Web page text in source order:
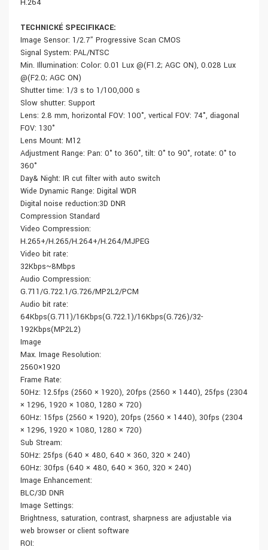
H.264
TECHNICKÉ SPECIFIKACE:
Image Sensor: 1/2.7” Progressive Scan CMOS
Signal System: PAL/NTSC
Min. Illumination: Color: 0.01 Lux @(F1.2; AGC ON), 0.028 Lux
@(F2.0; AGC ON)
Shutter time: 1/3 s to 1/100,000 s
Slow shutter: Support
Lens: 2.8 mm, horizontal FOV: 100°, vertical FOV: 74°, diagonal
FOV: 130°
Lens Mount: M12
Adjustment Range: Pan: 0° to 360°, tilt: 0° to 90°, rotate: 0° to
360°
Day& Night: IR cut filter with auto switch
Wide Dynamic Range: Digital WDR
Digital noise reduction:3D DNR
Compression Standard
Video Compression:
H.265+/H.265/H.264+/H.264/MJPEG
Video bit rate:
32Kbps~8Mbps
Audio Compression:
G.711/G.722.1/G.726/MP2L2/PCM
Audio bit rate:
64Kbps(G.711)/16Kbps(G.722.1)/16Kbps(G.726)/32-
192Kbps(MP2L2)
Image
Max. Image Resolution:
2560×1920
Frame Rate:
50Hz: 12.5fps (2560 × 1920), 20fps (2560 × 1440), 25fps (2304
× 1296, 1920 × 1080, 1280 × 720)
60Hz: 15fps (2560 × 1920), 20fps (2560 × 1440), 30fps (2304
× 1296, 1920 × 1080, 1280 × 720)
Sub Stream:
50Hz: 25fps (640 × 480, 640 × 360, 320 × 240)
60Hz: 30fps (640 × 480, 640 × 360, 320 × 240)
Image Enhancement:
BLC/3D DNR
Image Settings:
Brightness, saturation, contrast, sharpness are adjustable via
web browser or client software
ROI: